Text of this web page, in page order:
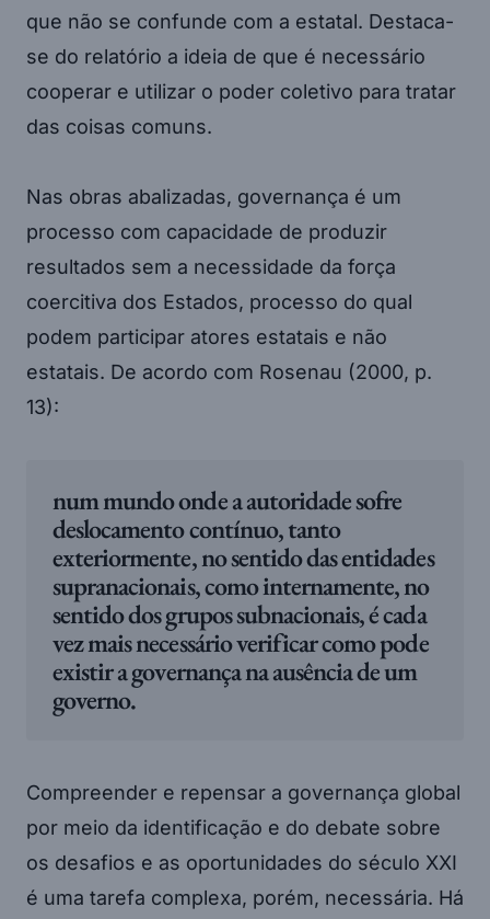
que não se confunde com a estatal. Destaca-
se do relatório a ideia de que é necessário
cooperar e utilizar o poder coletivo para tratar
das coisas comuns.
Nas obras abalizadas, governança é um
processo com capacidade de produzir
resultados sem a necessidade da força
coercitiva dos Estados, processo do qual
podem participar atores estatais e não
estatais. De acordo com Rosenau (2000, p.
13):
num mundo onde a autoridade sofre
deslocamento contínuo, tanto
exteriormente, no sentido das entidades
supranacionais, como internamente, no
sentido dos grupos subnacionais, é cada
vez mais necessário verificar como pode
existir a governança na ausência de um
governo.
Compreender e repensar a governança global
por meio da identificação e do debate sobre
os desafios e as oportunidades do século XXI
é uma tarefa complexa, porém, necessária. Há